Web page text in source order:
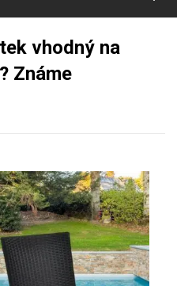
vhodný na
Známe